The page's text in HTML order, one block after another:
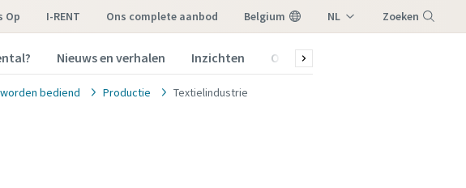
Op I-RENT ons complete aanbod Belgium NL Zoeken
Nieuws en verhalen Inzichten Over ons
bediend Productie Textielindustrie